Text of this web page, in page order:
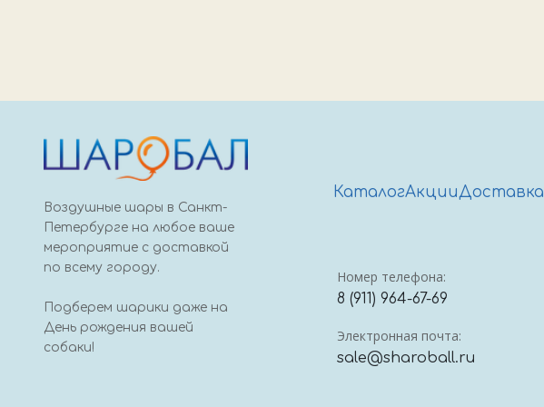
Воздушные шары в Санкт-
Петербурге на любое ваше
мероприятие с доставкой
по всему городу.
Подберем шарики даже на
День рождения вашей
собаки!
КаталогАкцииДоставка
Номер телефона:
8 (911) 964-67-69
Электронная почта:
sale@sharoball.ru